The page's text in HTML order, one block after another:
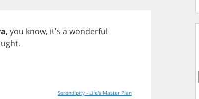
, you know, it's a wonderful
.
Serendipity - Life's Master Plan